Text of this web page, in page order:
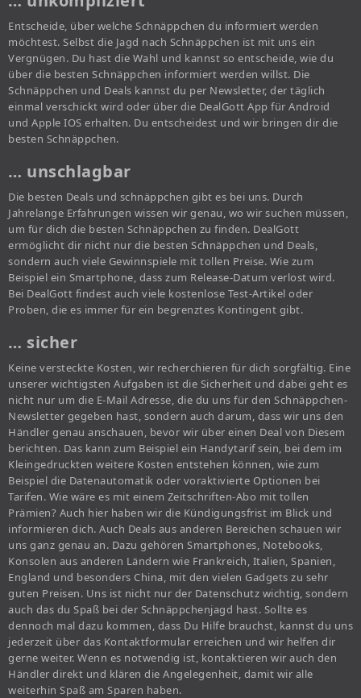
Entscheide, über welche Schnäppchen du informiert werden
möchtest. Selbst die Jagd nach Schnäppchen ist mit uns ein
Vergnügen. Du hast die Wahl und kannst so entscheide, wie du
über die besten Schnäppchen informiert werden willst. Die
Schnäppchen und Deals kannst du per Newsletter, der täglich
einmal verschickt wird oder über die DealGott App für Android
und Apple IOS erhalten. Du entscheidest und wir bringen dir die
besten Schnäppchen.
… unschlagbar
Die besten Deals und schnäppchen gibt es bei uns. Durch
Jahrelange Erfahrungen wissen wir genau, wo wir suchen müssen,
um für dich die besten Schnäppchen zu finden. DealGott
ermöglicht dir nicht nur die besten Schnäppchen und Deals,
sondern auch viele Gewinnspiele mit tollen Preise. Wie zum
Beispiel ein Smartphone, dass zum Release-Datum verlost wird.
Bei DealGott findest auch viele kostenlose Test-Artikel oder
Proben, die es immer für ein begrenztes Kontingent gibt.
… sicher
Keine versteckte Kosten, wir recherchieren für dich sorgfältig. Eine
unserer wichtigsten Aufgaben ist die Sicherheit und dabei geht es
nicht nur um die E-Mail Adresse, die du uns für den Schnäppchen-
Newsletter gegeben hast, sondern auch darum, dass wir uns den
Händler genau anschauen, bevor wir über einen Deal von Diesem
berichten. Das kann zum Beispiel ein Handytarif sein, bei dem im
Kleingedruckten weitere Kosten entstehen können, wie zum
Beispiel die Datenautomatik oder voraktivierte Optionen bei
Tarifen. Wie wäre es mit einem Zeitschriften-Abo mit tollen
Prämien? Auch hier haben wir die Kündigungsfrist im Blick und
informieren dich. Auch Deals aus anderen Bereichen schauen wir
uns ganz genau an. Dazu gehören Smartphones, Notebooks,
Konsolen aus anderen Ländern wie Frankreich, Italien, Spanien,
England und besonders China, mit den vielen Gadgets zu sehr
guten Preisen. Uns ist nicht nur der Datenschutz wichtig, sondern
auch das du Spaß bei der Schnäppchenjagd hast. Sollte es
dennoch mal dazu kommen, dass Du Hilfe brauchst, kannst du uns
jederzeit über das Kontaktformular erreichen und wir helfen dir
gerne weiter. Wenn es notwendig ist, kontaktieren wir auch den
Händler direkt und klären die Angelegenheit, damit wir alle
weiterhin Spaß am Sparen haben.